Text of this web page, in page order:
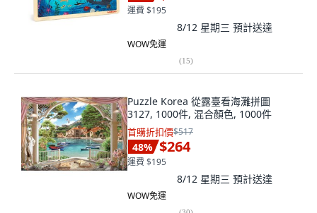
運費 $195
8/12 星期三 預計送達
WOW免運
(15)
Puzzle Korea 從露臺看海灘拼圖
3127, 1000件, 混合顏色, 1000件
首購折扣價$517
48% $264
運費 $195
8/12 星期三 預計送達
WOW免運